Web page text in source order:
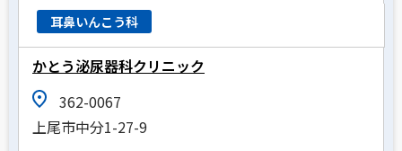
耳鼻いんこう科
かとう泌尿器科クリニック
362-0067
上尾市中分1-27-9